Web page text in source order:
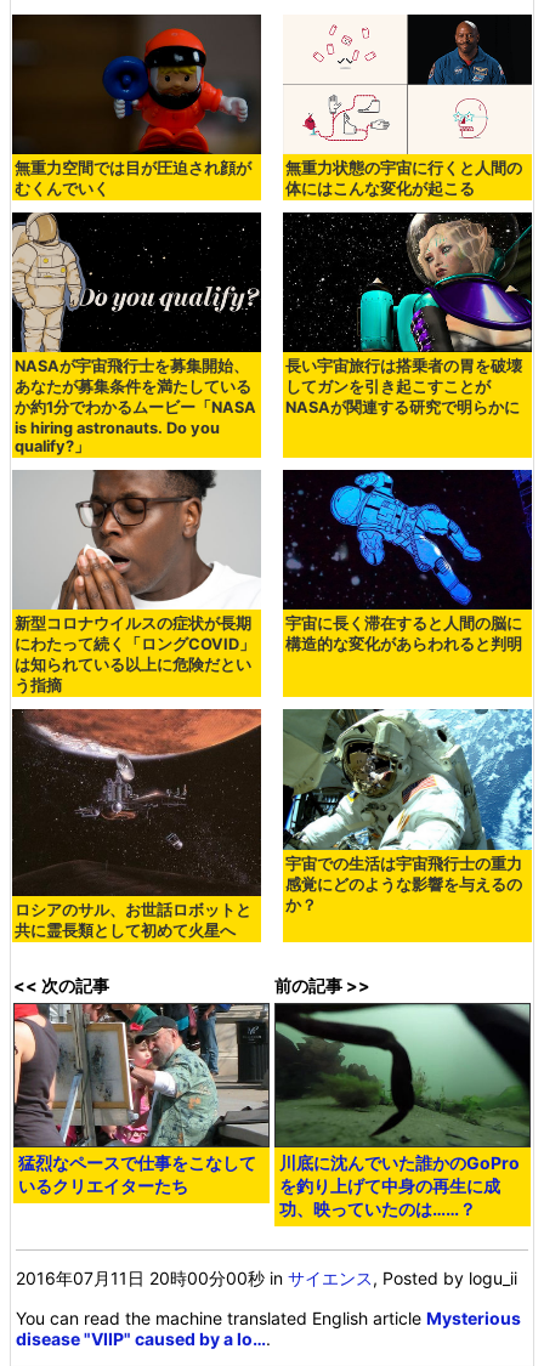
無重力空間では目が圧迫され顔が
むくんでいく
無重力状態の宇宙に行くと人間の
体にはこんな変化が起こる
NASAが宇宙飛行士を募集開始、
あなたが募集条件を満たしている
か約1分でわかるムービー「NASA
is hiring astronauts. Do you
qualify?」
長い宇宙旅行は搭乗者の胃を破壊
してガンを引き起こすことが
NASAが関連する研究で明らかに
新型コロナウイルスの症状が長期
にわたって続く「ロングCOVID」
は知られている以上に危険だとい
う指摘
宇宙に長く滞在すると人間の脳に
構造的な変化があらわれると判明
ロシアのサル、お世話ロボットと
共に霊長類として初めて火星へ
宇宙での生活は宇宙飛行士の重力
感覚にどのような影響を与えるの
か？
<< 次の記事
猛烈なペースで仕事をこなして
いるクリエイターたち
前の記事 >>
川底に沈んでいた誰かのGoPro
を釣り上げて中身の再生に成
功、映っていたのは……？
2016年07月11日 20時00分00秒 inサイエンス, Posted by logu_ii
You can read the machine translated English articleMysterious
disease "VIIP" caused by a lo….